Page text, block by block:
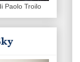
Paolo Troilo